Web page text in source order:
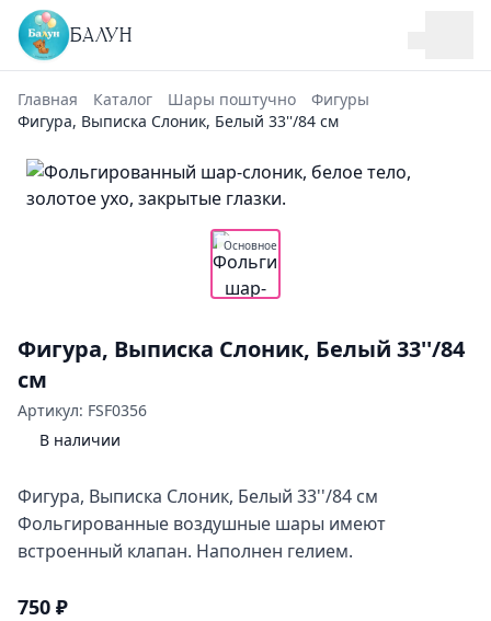
БАЛУН
Главная Каталог Шары поштучно
Фигуры
Фигура, Выписка Слоник, Белый 33''/84 см
Основное
Фигура, Выписка Слоник, Белый 33''/84
см
Артикул: FSF0356
В наличии
Фигура, Выписка Слоник, Белый 33''/84 см
Фольгированные воздушные шары имеют
встроенный клапан. Наполнен гелием.
750 ₽